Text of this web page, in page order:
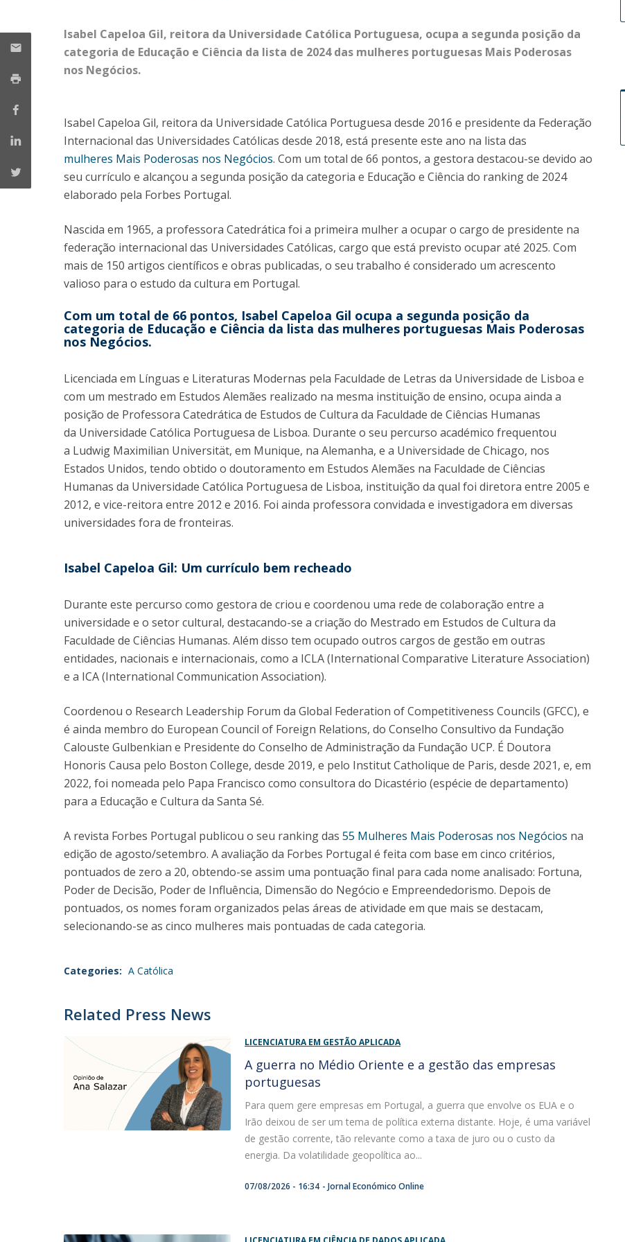
Isabel Capeloa Gil, reitora da Universidade Católica Portuguesa, ocupa a segunda posição da
categoria de Educação e Ciência da lista de 2024 das mulheres portuguesas Mais Poderosas
nos Negócios.
Isabel Capeloa Gil, reitora da Universidade Católica Portuguesa desde 2016 e presidente da Federação
Internacional das Universidades Católicas desde 2018, está presente este ano na lista das
mulheres Mais Poderosas nos Negócios. Com um total de 66 pontos, a gestora destacou-se devido ao
seu currículo e alcançou a segunda posição da categoria e Educação e Ciência do ranking de 2024
elaborado pela Forbes Portugal.
Nascida em 1965, a professora Catedrática foi a primeira mulher a ocupar o cargo de presidente na
federação internacional das Universidades Católicas, cargo que está previsto ocupar até 2025. Com
mais de 150 artigos científicos e obras publicadas, o seu trabalho é considerado um acrescento
valioso para o estudo da cultura em Portugal.
Com um total de 66 pontos, Isabel Capeloa Gil ocupa a segunda posição da
categoria de Educação e Ciência da lista das mulheres portuguesas Mais Poderosas
nos Negócios.
Licenciada em Línguas e Literaturas Modernas pela Faculdade de Letras da Universidade de Lisboa e
com um mestrado em Estudos Alemães realizado na mesma instituição de ensino, ocupa ainda a
posição de Professora Catedrática de Estudos de Cultura da Faculdade de Ciências Humanas
da Universidade Católica Portuguesa de Lisboa. Durante o seu percurso académico frequentou
a Ludwig Maximilian Universität, em Munique, na Alemanha, e a Universidade de Chicago, nos
Estados Unidos, tendo obtido o doutoramento em Estudos Alemães na Faculdade de Ciências
Humanas da Universidade Católica Portuguesa de Lisboa, instituição da qual foi diretora entre 2005 e
2012, e vice-reitora entre 2012 e 2016. Foi ainda professora convidada e investigadora em diversas
universidades fora de fronteiras.
Isabel Capeloa Gil: Um currículo bem recheado
Durante este percurso como gestora de criou e coordenou uma rede de colaboração entre a
universidade e o setor cultural, destacando-se a criação do Mestrado em Estudos de Cultura da
Faculdade de Ciências Humanas. Além disso tem ocupado outros cargos de gestão em outras
entidades, nacionais e internacionais, como a ICLA (International Comparative Literature Association)
e a ICA (International Communication Association).
Coordenou o Research Leadership Forum da Global Federation of Competitiveness Councils (GFCC), e
é ainda membro do European Council of Foreign Relations, do Conselho Consultivo da Fundação
Calouste Gulbenkian e Presidente do Conselho de Administração da Fundação UCP. É Doutora
Honoris Causa pelo Boston College, desde 2019, e pelo Institut Catholique de Paris, desde 2021, e, em
2022, foi nomeada pelo Papa Francisco como consultora do Dicastério (espécie de departamento)
para a Educação e Cultura da Santa Sé.
A revista Forbes Portugal publicou o seu ranking das 55 Mulheres Mais Poderosas nos Negócios na
edição de agosto/setembro. A avaliação da Forbes Portugal é feita com base em cinco critérios,
pontuados de zero a 20, obtendo-se assim uma pontuação final para cada nome analisado: Fortuna,
Poder de Decisão, Poder de Influência, Dimensão do Negócio e Empreendedorismo. Depois de
pontuados, os nomes foram organizados pelas áreas de atividade em que mais se destacam,
selecionando-se as cinco mulheres mais pontuadas de cada categoria.
Categories: A Católica
Related Press News
LICENCIATURA EM GESTÃO APLICADA
A guerra no Médio Oriente e a gestão das empresas
portuguesas
Para quem gere empresas em Portugal, a guerra que envolve os EUA e o
Irão deixou de ser um tema de política externa distante. Hoje, é uma variável
de gestão corrente, tão relevante como a taxa de juro ou o custo da
energia. Da volatilidade geopolítica ao...
07/08/2026 - 16:34 Jornal Económico Online